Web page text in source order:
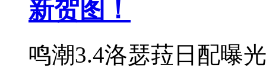
新贺图！
鸣潮3.4洛瑟菈日配曝